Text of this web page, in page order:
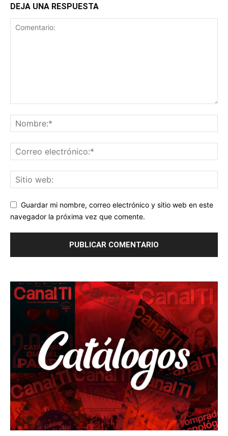
DEJA UNA RESPUESTA
Guardar mi nombre, correo electrónico y sitio web en este
navegador la próxima vez que comente.